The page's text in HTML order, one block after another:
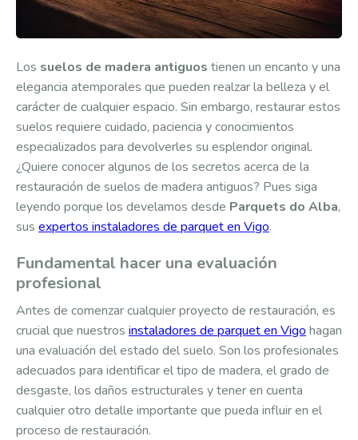
Los suelos de madera antiguos tienen un encanto y una
elegancia atemporales que pueden realzar la belleza y el
carácter de cualquier espacio. Sin embargo, restaurar estos
suelos requiere cuidado, paciencia y conocimientos
especializados para devolverles su esplendor original.
¿Quiere conocer algunos de los secretos acerca de la
restauración de suelos de madera antiguos? Pues siga
leyendo porque los develamos desde Parquets do Alba,
sus expertos instaladores de parquet en Vigo.
Fundamental hacer una evaluación
profesional
Antes de comenzar cualquier proyecto de restauración, es
crucial que nuestros instaladores de parquet en Vigo hagan
una evaluación del estado del suelo. Son los profesionales
adecuados para identificar el tipo de madera, el grado de
desgaste, los daños estructurales y tener en cuenta
cualquier otro detalle importante que pueda influir en el
proceso de restauración.